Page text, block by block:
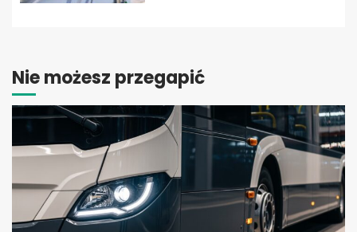
Nie możesz przegapić